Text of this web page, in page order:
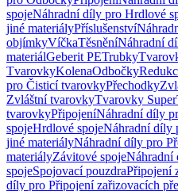
spojeNáhradní díly pro Hrdlové
jiné materiályPříslušenství
objímkyVíčkaTěsněníNáhradní
materiálGeberit PETrubky
TvarovkyKolenaOdbočky
pro Čisticí tvarovkyPřechodky
Zvláštní tvarovkyTvarovky
tvarovkyPřipojeníNáhradní díly
spojeHrdlové spojeNáhradní díly
jiné materiályNáhradní díly pro
materiályZávitové spojeNáhradní
spojeSpojovací pouzdraPřipojení
díly pro Připojení zařizovacích